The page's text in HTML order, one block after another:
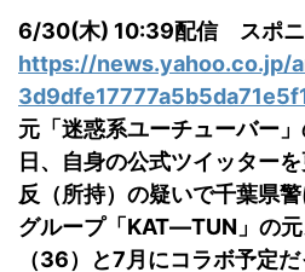
美
て
ノ
を引くランジェリ
ー姿のカットなど
盛りだくさんの内
容となっている。
http://www.rbbto
da ...
が揺れ
紹介
を披露
6/30(木) 10:39配信 スポニ
https://news.yahoo.co.jp/
元「迷惑系ユーチューバー
日、自身の公式ツイッター
反（所持）の疑いで千葉県
グループ「KAT―TUN」の
（36）と7月にコラボ予定